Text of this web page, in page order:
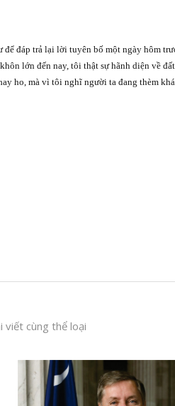
đáp trả lại lời tuyên bố một ngày hôm
lớn đến nay, tôi thật sự hãnh diện về
ho, mà vì tôi nghĩ người ta đang thèm
viết cùng thể loại